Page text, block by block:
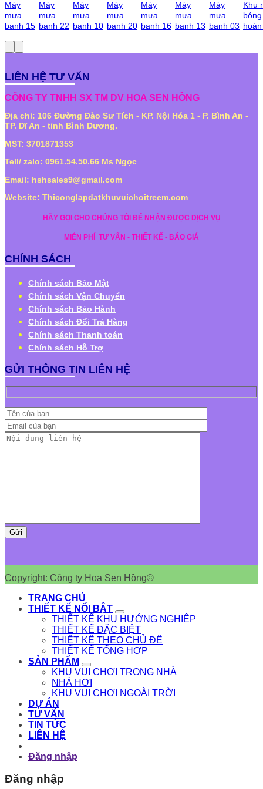
Máy
mưa
banh 15
Máy
mưa
banh 22
Máy
mưa
banh 10
Máy
mưa
banh 20
Máy
mưa
banh 16
Máy
mưa
banh 13
Máy
mưa
banh 03
Khu
LIÊN HỆ TƯ VẤN
CÔNG TY TNHH SX TM DV HOA SEN HỒNG
Địa chỉ: 106 Đường Đào Sư Tích - KP. Nội Hóa 1 - P. Bình An -
TP. Dĩ An - tỉnh Bình Dương.
MST: 3701871353
Tell/ zalo: 0961.54.50.66 Ms Ngọc
Email: hshsales9@gmail.com
Website: Thiconglapdatkhuvuichoitreem.com
HÃY GỌI CHO CHÚNG TÔI ĐỂ NHẬN ĐƯỢC DỊCH VỤ
MIỄN PHÍ TƯ VẤN - THIẾT KẾ - BÁO GIÁ
CHÍNH SÁCH
Chính sách Bảo Mật
Chính sách Vận Chuyển
Chính sách Bảo Hành
Chính sách Đổi Trả Hàng
Chính sách Thanh toán
Chính sách Hỗ Trợ
GỬI THÔNG TIN LIÊN HỆ
Copyright: Công ty Hoa Sen Hồng©
TRANG CHỦ
THIẾT KẾ NỔI BẬT
THIẾT KẾ KHU HƯỚNG NGHIỆP
THIẾT KẾ ĐẶC BIỆT
THIẾT KẾ THEO CHỦ ĐỀ
THIẾT KẾ TỔNG HỢP
SẢN PHẨM
KHU VUI CHƠI TRONG NHÀ
NHÀ HƠI
KHU VUI CHƠI NGOÀI TRỜI
DỰ ÁN
TƯ VẤN
TIN TỨC
LIÊN HỆ
Đăng nhập
Đăng nhập